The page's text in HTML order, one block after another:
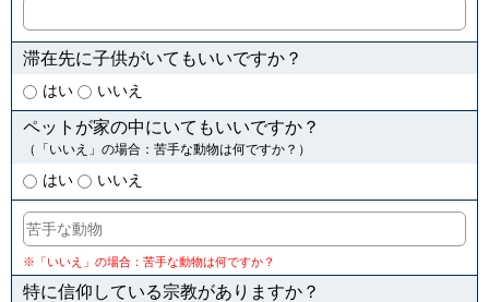
滞在先に子供がいてもいいですか？
はい いいえ
ペットが家の中にいてもいいですか？
（「いいえ」の場合：苦手な動物は何ですか？）
はい いいえ
※「いいえ」の場合：苦手な動物は何ですか？
特に信仰している宗教がありますか？